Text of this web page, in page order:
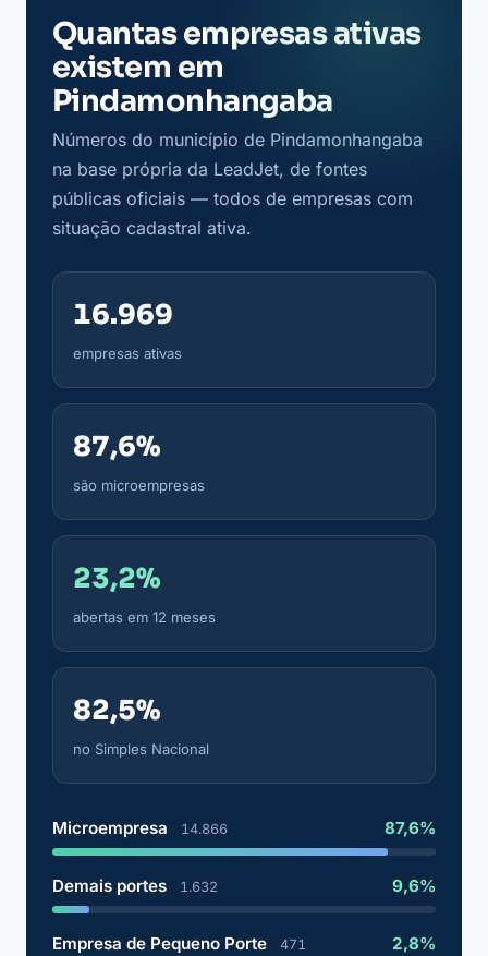
Quantas empresas ativas
existem em
Pindamonhangaba
Números do município de Pindamonhangaba
na base própria da LeadJet, de fontes
públicas oficiais — todos de empresas com
situação cadastral ativa.
16.969
empresas ativas
87,6%
são microempresas
23,2%
abertas em 12 meses
82,5%
no Simples Nacional
Microempresa 14.866 87,6%
Demais portes 1.632 9,6%
Empresa de Pequeno Porte 471 2,8%